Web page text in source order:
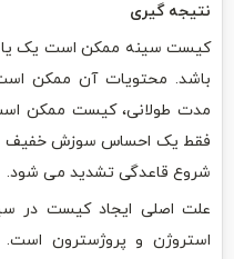
نتیجه گیری
کیست سینه ممکن است یک یا
باشد. محتویات آن ممکن
مدت طولانی، کیست ممکن
فقط یک احساس سوزش خفیف و
شروع قاعدگی تشدید می شود.
علت اصلی ایجاد کیست در
استروژن و پروژسترون